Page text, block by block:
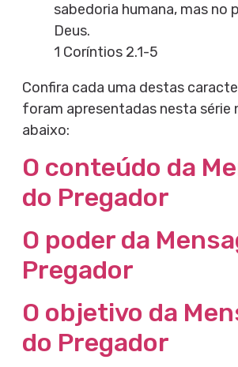
sabedoria humana, mas no
Deus.
1 Coríntios 2.1-5
Confira cada uma destas
foram apresentadas nesta série
abaixo:
O conteúdo da
do Pregador
O poder da
Pregador
O objetivo da
do Pregador